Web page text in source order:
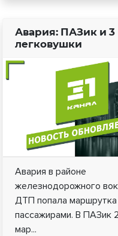
Авария: ПАЗик и 3
легковушки
Авария в районе
железнодорожного
ДТП попала маршрутка
пассажирами. В ПАЗик
мар...